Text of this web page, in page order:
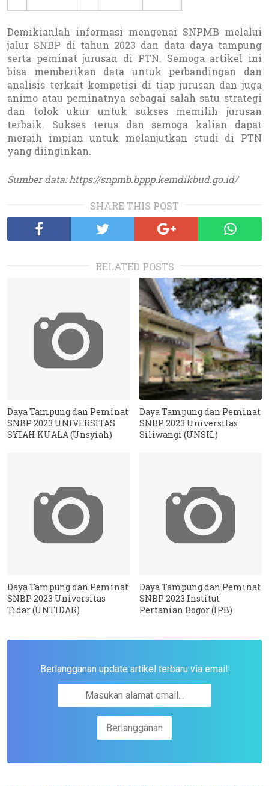
Demikianlah informasi mengenai SNPMB melalui
jalur SNBP di tahun 2023 dan data daya tampung
serta peminat jurusan di PTN. Semoga artikel ini
bisa memberikan data untuk perbandingan dan
analisis terkait kompetisi di tiap jurusan dan juga
animo atau peminatnya sebagai salah satu strategi
dan tolok ukur untuk sukses memilih jurusan
terbaik. Sukses terus dan semoga kalian dapat
meraih impian untuk melanjutkan studi di PTN
yang diinginkan.
Sumber data: https://snpmb.bppp.kemdikbud.go.id/
SHARE THIS POST
RELATED POSTS
Daya Tampung dan Peminat
SNBP 2023 UNIVERSITAS
SYIAH KUALA (Unsyiah)
Daya Tampung dan Peminat
SNBP 2023 Universitas
Siliwangi (UNSIL)
Daya Tampung dan Peminat
SNBP 2023 Universitas
Tidar (UNTIDAR)
Daya Tampung dan Peminat
SNBP 2023 Institut
Pertanian Bogor (IPB)
Berlangganan update artikel terbaru via email: